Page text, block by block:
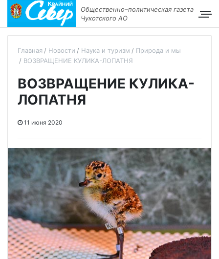
Общественно–политическая газета
Чукотского АО
Главная Новости Наука и туризм
Природа и мы
ВОЗВРАЩЕНИЕ КУЛИКА-ЛОПАТНЯ
ВОЗВРАЩЕНИЕ КУЛИКА-
ЛОПАТНЯ
11 июня 2020